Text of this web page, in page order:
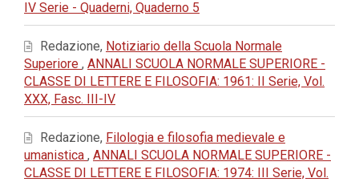
IV Serie - Quaderni, Quaderno 5
Redazione, Notiziario della Scuola Normale
Superiore , ANNALI SCUOLA NORMALE SUPERIORE -
CLASSE DI LETTERE E FILOSOFIA: 1961: II Serie, Vol.
XXX, Fasc. III-IV
Redazione, Filologia e filosofia medievale e
umanistica , ANNALI SCUOLA NORMALE SUPERIORE -
CLASSE DI LETTERE E FILOSOFIA: 1974: III Serie, Vol.